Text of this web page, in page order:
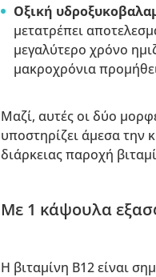
Οξική
μετατρέπει
μεγαλύτερο χρόνο
μακροχρόνια
Μαζί, αυτές οι δύο
υποστηρίζει άμεσα την
διάρκειας παροχή
Με 1 κάψουλα
Η βιταμίνη B12 είναι